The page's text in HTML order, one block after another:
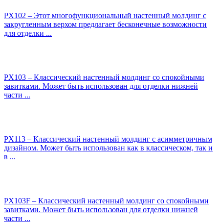
PX102 – Этот многофункциональный настенный молдинг с
закругленным верхом предлагает бесконечные возможности
для отделки ...
PX103 – Классический настенный молдинг со спокойными
завитками. Может быть использован для отделки нижней
части ...
PX113 – Классический настенный молдинг с асимметричным
дизайном. Может быть использован как в классическом, так и
в ...
PX103F – Классический настенный молдинг со спокойными
завитками. Может быть использован для отделки нижней
части ...